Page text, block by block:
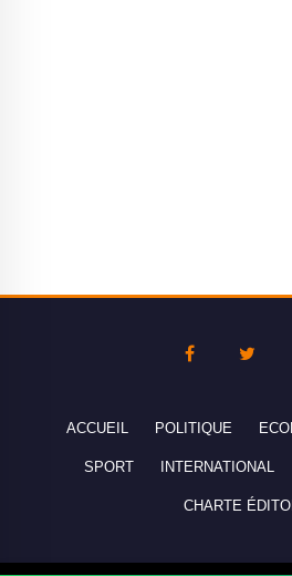
ACCUEIL POLITIQUE
SPORT INTERNATIONAL
CHARTE